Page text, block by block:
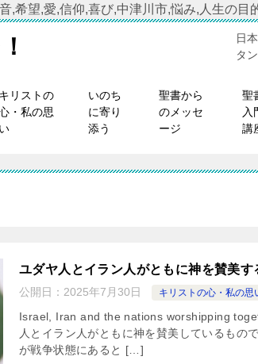
,希望,愛,信仰,喜び,中津川市,悩み,人生の
日
タ
キリストの
・私の思
い
いのち
に寄り
添う
聖書から
のメッセ
ージ
聖
入
講
ユダヤ人とイラン人がともに神を賛美す
公開日： 2025年7月30日 キリストの心・私の思
Israel, Iran and the nations worshipping
人とイラン人がともに神を賛美しているもの
が戦争状態にあると […]